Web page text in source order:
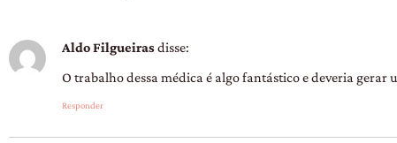
Aldo Filgueirasdisse:
O trabalho dessa médica é algo fantástico e deveria gerar
Responder